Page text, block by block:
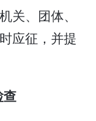
关、团体、
应征，并提